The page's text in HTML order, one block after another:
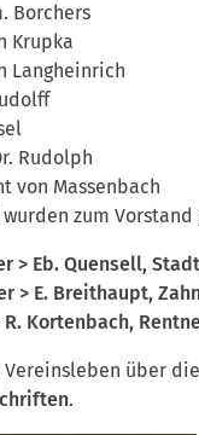
Borchers
Krupka
Langheinrich
Rudolph
von Massenbach
zum Vorstand
> Eb. Quensell,
> E. Breithaupt,
Kortenbach,
über
.